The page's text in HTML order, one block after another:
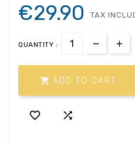
€29.90 TAX
QUANTITY :
 ADD TO CART
 